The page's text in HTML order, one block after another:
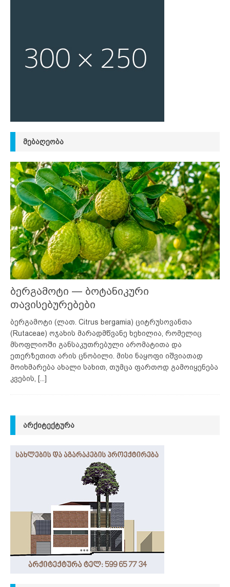
ᲛᲔᲑᲐᲦᲔᲝᲑᲐ
ბერგამოტი — ბოტანიკური
თავისებურებები
ბერგამოტი (ლათ. Citrus bergamia) ციტრუსოვანთა
(Rutaceae) ოჯახის მარადმწვანე ხეხილია, რომელიც
მსოფლიოში განსაკუთრებული არომატითა და
ეთერზეთით არის ცნობილი. მისი ნაყოფი იშვიათად
მოიხმარება ახალი სახით, თუმცა ფართოდ გამოიყენება
კვების,
[...]
ᲐᲠᲥᲘᲢᲔᲥᲢᲣᲠᲐ